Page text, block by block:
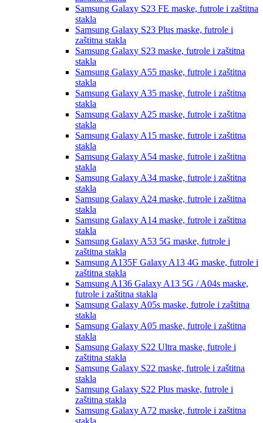
Samsung Galaxy S23 FE maske, futrole i zaštitna
stakla
Samsung Galaxy S23 Plus maske, futrole i
zaštitna stakla
Samsung Galaxy S23 maske, futrole i zaštitna
stakla
Samsung Galaxy A55 maske, futrole i zaštitna
stakla
Samsung Galaxy A35 maske, futrole i zaštitna
stakla
Samsung Galaxy A25 maske, futrole i zaštitna
stakla
Samsung Galaxy A15 maske, futrole i zaštitna
stakla
Samsung Galaxy A54 maske, futrole i zaštitna
stakla
Samsung Galaxy A34 maske, futrole i zaštitna
stakla
Samsung Galaxy A24 maske, futrole i zaštitna
stakla
Samsung Galaxy A14 maske, futrole i zaštitna
stakla
Samsung Galaxy A53 5G maske, futrole i
zaštitna stakla
Samsung A135F Galaxy A13 4G maske, futrole i
zaštitna stakla
Samsung A136 Galaxy A13 5G / A04s maske,
futrole i zaštitna stakla
Samsung Galaxy A05s maske, futrole i zaštitna
stakla
Samsung Galaxy A05 maske, futrole i zaštitna
stakla
Samsung Galaxy S22 Ultra maske, futrole i
zaštitna stakla
Samsung Galaxy S22 maske, futrole i zaštitna
stakla
Samsung Galaxy S22 Plus maske, futrole i
zaštitna stakla
Samsung Galaxy A72 maske, futrole i zaštitna